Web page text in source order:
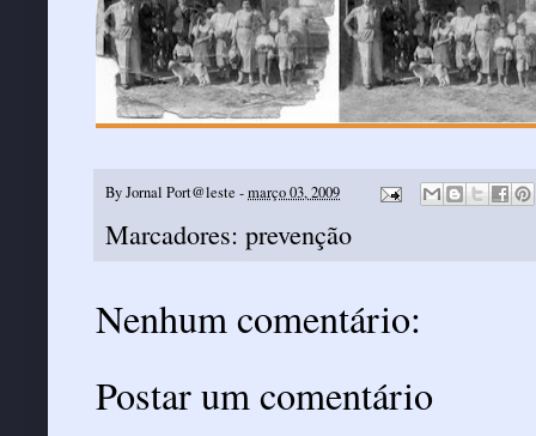
ByJornal Port@leste -março 03, 2009
Marcadores: prevenção
Nenhum comentário:
Postar um comentário